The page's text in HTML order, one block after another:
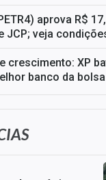
aprova R$
JCP; veja
crescimento: XP
banco da bolsa